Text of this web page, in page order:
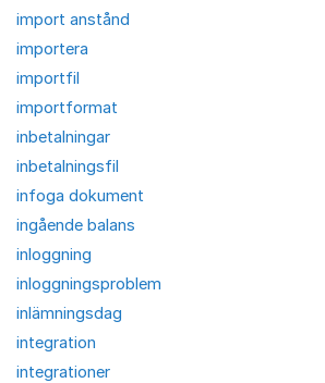
import anstånd
importera
importfil
importformat
inbetalningar
inbetalningsfil
infoga dokument
ingående balans
inloggning
inloggningsproblem
inlämningsdag
integration
integrationer